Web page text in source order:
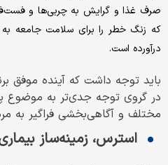
صرف غذا و گرایش به چربی‌ها و
که زنگ خطر را برای سلامت جامعه
درآورده است.
باید توجه داشت که آینده موفق
در گروی توجه جدی‌تر به موضوع
مختلف و آگاهی‌بخشی فراگیر به
استرس، زمینه‌ساز